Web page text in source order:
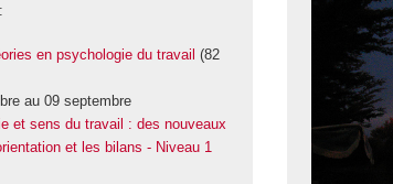
:
en psychologie du travail (82
au 09 septembre
et sens du travail : des nouveaux
et les bilans - Niveau 1